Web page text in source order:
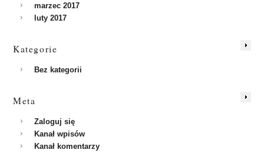
marzec 2017
luty 2017
Kategorie
Bez kategorii
Meta
Zaloguj się
Kanał wpisów
Kanał komentarzy